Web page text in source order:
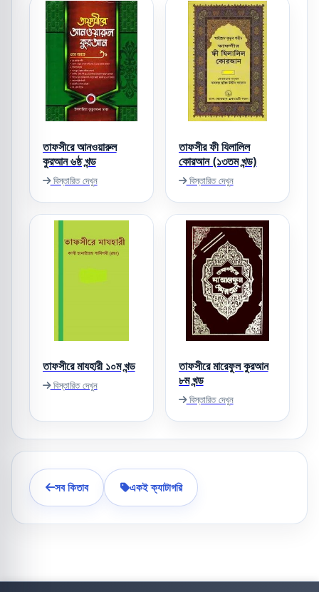
তাফসীরে আনওয়ারুল
কুরআন ৬ষ্ঠ খন্ড
বিস্তারিত দেখুন
তাফসীর ফী যিলালিল
কোরআন (১৩তম খন্ড)
বিস্তারিত দেখুন
তাফসীরে মাযহারী ১০ম খন্ড
বিস্তারিত দেখুন
তাফসীরে মারেফুল কুরআন
৮ম খন্ড
বিস্তারিত দেখুন
সব কিতাব একই ক্যাটাগরি